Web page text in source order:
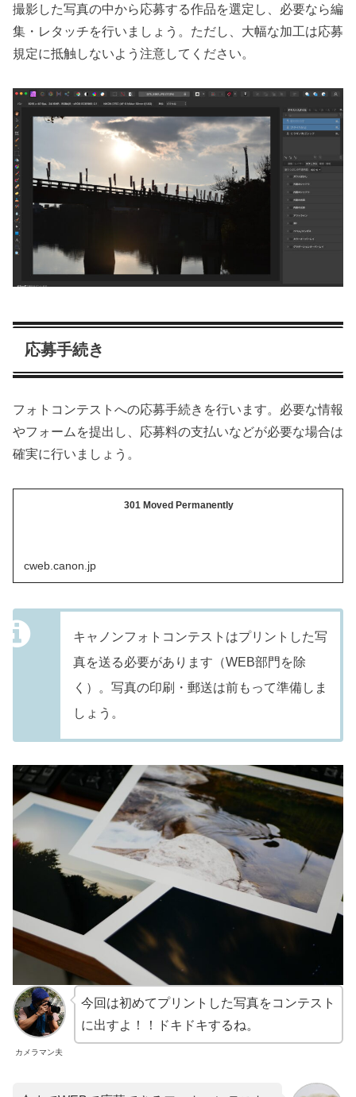
撮影した写真の中から応募する作品を選定し、必要なら編
集・レタッチを行いましょう。ただし、大幅な加工は応募
規定に抵触しないよう注意してください。
応募手続き
フォトコンテストへの応募手続きを行います。必要な情報
やフォームを提出し、応募料の支払いなどが必要な場合は
確実に行いましょう。
301 Moved Permanently
cweb.canon.jp
キャノンフォトコンテストはプリントした写
真を送る必要があります（WEB部門を除
く）。写真の印刷・郵送は前もって準備しま
しょう。
カメラマン夫
今回は初めてプリントした写真をコンテスト
に出すよ！！ドキドキするね。